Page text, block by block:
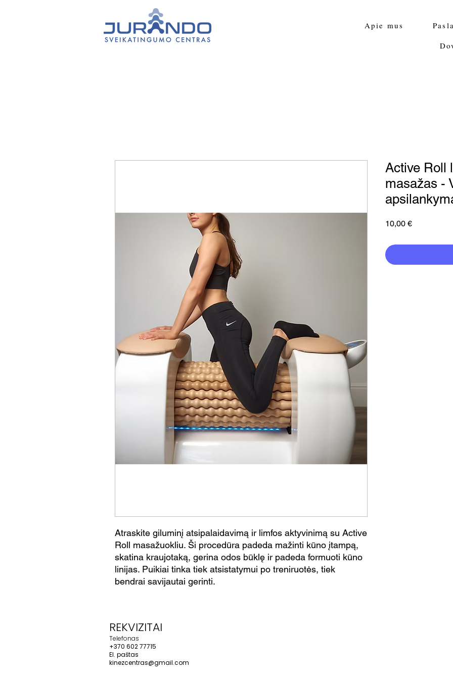
Apie mus
Atraskite giluminį atsipalaidavimą ir limfos aktyvinimą su Active
Roll masažuokliu. Ši procedūra padeda mažinti kūno įtampą,
skatina kraujotaką, gerina odos būklę ir padeda formuoti kūno
linijas. Puikiai tinka tiek atsistatymui po treniruotės, tiek
bendrai savijautai gerinti.
Active Roll
masažas -
10,00 €Price
REKVIZITAI
Telefonas
+370 602 77715
El. paštas
kinezcentras@gmail.com